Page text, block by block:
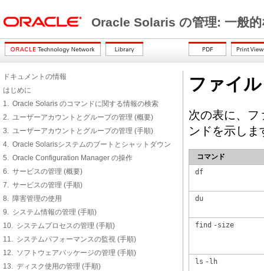
Oracle Solaris の管理: 一般
ドキュメントの情報
はじめに
1. Oracle Solaris のコマンドに関する情報の検索
2. ユーザーアカウントとグループの管理 (概要)
3. ユーザーアカウントとグループの管理 (手順)
4. Oracle Solarisシステムのブートとシャットダウン
5. Oracle Configuration Manager の操作
6. サービスの管理 (概要)
7. サービスの管理 (手順)
8. 障害管理の使用
9. システム情報の管理 (手順)
10. システムプロセスの管理 (手順)
11. システムパフォーマンスの監視 (手順)
12. ソフトウェアパッケージの管理 (手順)
13. ディスク使用の管理 (手順)
ファイ
次の表に、フ
ンドを示しま
コマンド
df
du
find -size
ls -lh